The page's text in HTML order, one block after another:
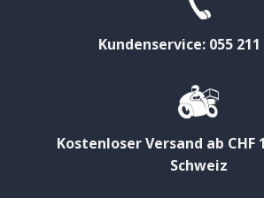
Kundenservice: 055 211
Kostenloser Versand ab CHF
Schweiz